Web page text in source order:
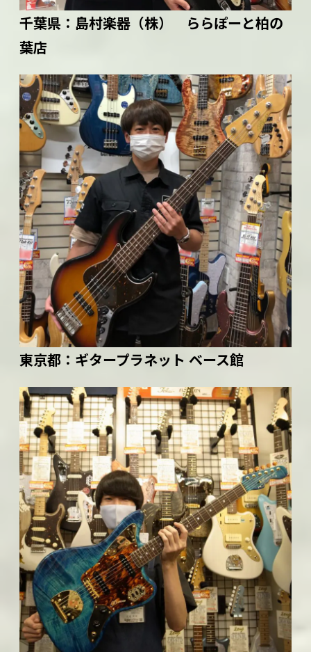
千葉県： 島村楽器（株） ららぽーと柏の
葉店
東京都： ギタープラネット ベース館